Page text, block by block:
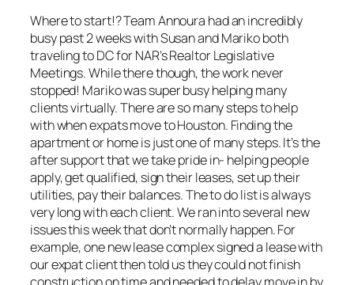
Where to start!? Team Annoura had an incredibly
busy past 2 weeks with Susan and Mariko both
traveling to DC for NAR’s Realtor Legislative
Meetings. While there though, the work never
stopped! Mariko was super busy helping many
clients virtually. There are so many steps to help
with when expats move to Houston. Finding the
apartment or home is just one of many steps. It’s the
after support that we take pride in- helping people
apply, get qualified, sign their leases, set up their
utilities, pay their balances. The to do list is always
very long with each client. We ran into several new
issues this week that don’t normally happen. For
example, one new lease complex signed a lease with
our expat client then told us they could not finish